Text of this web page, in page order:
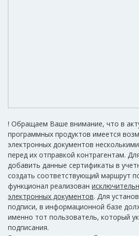
! Обращаем Ваше внимание, что в
программных продуктов имеется
электронных документов
перед их отправкой контрагентам.
добавить данные сертификаты в
создать соответствующий маршрут
функционал реализован
электронных документов. Для
подписи, в информационной базе
именно тот пользователь, который
подписания.